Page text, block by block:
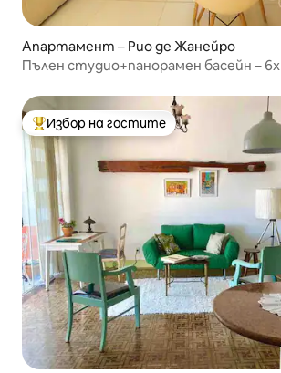
Апартамент – Рио де Жанейро
Пълен студио+панорамен басейн – 6x
Най-популярен избор на гостите
Избор на гостите